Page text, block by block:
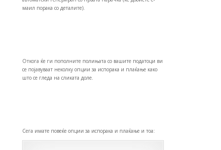
маил порака со деталите).
Откога ќе ги пополните полињата со вашите податоци ви
се појавуваат неколку опции за испорака и плаќање како
што се гледа на сликата доле.
Сега имате повеќе опции за испорака и плаќање и тоа: